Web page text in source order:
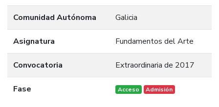
Comunidad Autónoma Galicia
Asignatura Fundamentos del Arte
Convocatoria Extraordinaria de 2017
Fase Acceso Admisión